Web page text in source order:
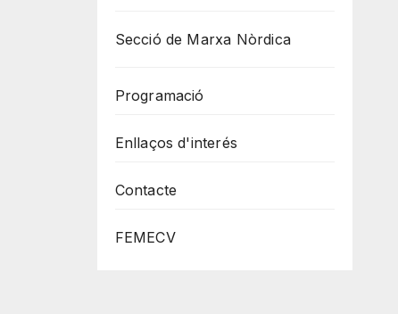
Secció de Marxa Nòrdica
Programació
Enllaços d'interés
Contacte
FEMECV